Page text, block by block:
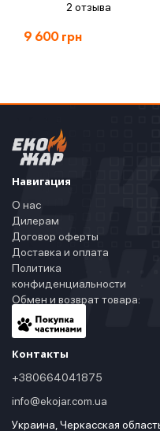
2 отзыва
9 600грн
Навигация
О нас
Дилерам
Договор оферты
Доставка и оплата
Политика
конфиденциальности
Обмен и возврат товара:
Контакты
+380664041875
info@ekojar.com.ua
Украина, Черкасская